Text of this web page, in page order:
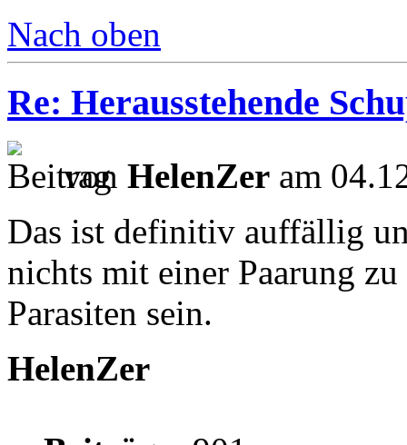
Nach oben
Re: Herausstehende
von HelenZer am
Das ist definitiv auffällig
nichts mit einer Paarung
Parasiten sein.
HelenZer